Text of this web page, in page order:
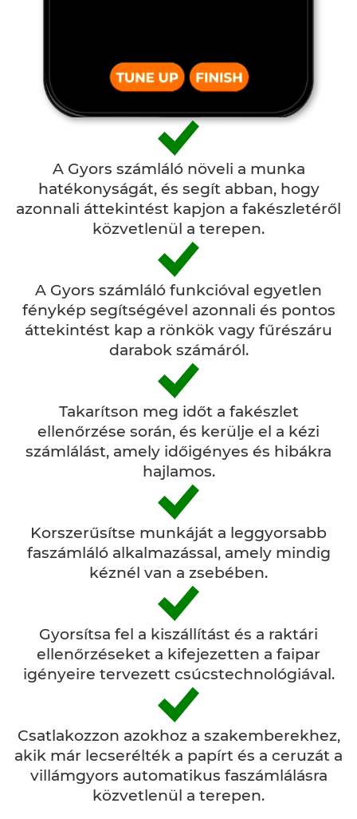
A Gyors számláló növeli a munka
hatékonyságát, és segít abban, hogy
azonnali áttekintést kapjon a fakészletéről
közvetlenül a terepen.
A Gyors számláló funkcióval egyetlen
fénykép segítségével azonnali és pontos
áttekintést kap a rönkök vagy fűrészáru
darabok számáról.
Takarítson meg időt a fakészlet
ellenőrzése során, és kerülje el a kézi
számlálást, amely időigényes és hibákra
hajlamos.
Korszerűsítse munkáját a leggyorsabb
faszámláló alkalmazással, amely mindig
kéznél van a zsebében.
Gyorsítsa fel a kiszállítást és a raktári
ellenőrzéseket a kifejezetten a faipar
igényeire tervezett csúcstechnológiával.
Csatlakozzon azokhoz a szakemberekhez,
akik már lecserélték a papírt és a ceruzát a
villámgyors automatikus faszámlálásra
közvetlenül a terepen.